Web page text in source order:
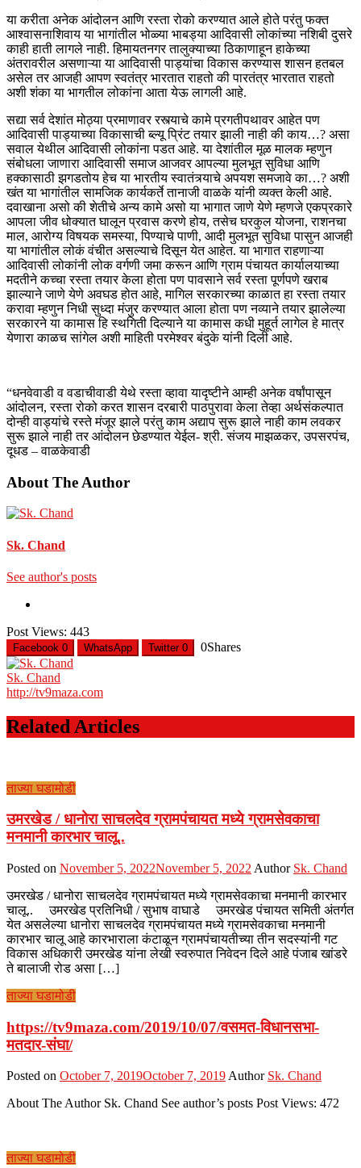
या करीता अनेक आंदोलन आणि रस्ता रोको करण्यात आले होते परंतु फक्त
आश्वासनाशिवाय या भागांतील भोळ्या भाबड्या आदिवासी लोकांच्या नशिबी दुसरे
काही हाती लागले नाही. हिमायतनगर तालुक्याच्या ठिकाणाहून हाकेच्या
अंतरावरील असणाऱ्या या आदिवासी पाड्यांचा विकास करण्यास शासन हतबल
असेल तर आजही आपण स्वतंत्र भारतात राहतो की पारतंत्र भारतात राहतो
अशी शंका या भागतील लोकांना आता येऊ लागली आहे.
सद्या सर्व देशांत मोठ्या प्रमाणावर रस्त्याचे कामे प्रगतीपथावर आहेत पण
आदिवासी पाड्याच्या विकासाची ब्ल्यू प्रिंट तयार झाली नाही की काय…? असा
सवाल येथील आदिवासी लोकांना पडत आहे. या देशांतील मूळ मालक म्हणुन
संबोधला जाणारा आदिवासी समाज आजवर आपल्या मुलभूत सुविधा आणि
हक्कासाठी झगडतोय हेच या भारतीय स्वातंत्र्याचे अपयश समजावे का…? अशी
खंत या भागांतील सामजिक कार्यकर्ते तानाजी वाळके यांनी व्यक्त केली आहे.
दवाखाना असो की शेतीचे अन्य कामे असो या भागात जाणे येणे म्हणजे एकप्रकारे
आपला जीव धोक्यात घालून प्रवास करणे होय, तसेच घरकुल योजना, राशनचा
माल, आरोग्य विषयक समस्या, पिण्याचे पाणी, आदी मुलभूत सुविधा पासुन आजही
या भागांतील लोकं वंचीत असल्याचे दिसून येत आहेत. या भागात राहणाऱ्या
आदिवासी लोकांनी लोक वर्गणी जमा करून आणि ग्राम पंचायत कार्यालयाच्या
मदतीने कच्चा रस्ता तयार केला होता पण पावसाने सर्व रस्ता पूर्णपणे खराब
झाल्याने जाणे येणे अवघड होत आहे, मागिल सरकारच्या काळात हा रस्ता तयार
करावा म्हणुन निधी सुध्दा मंजुर करण्यात आला होता पण नव्याने तयार झालेल्या
सरकारने या कामास हि स्थगिती दिल्याने या कामास कधी मुहूर्त लागेल हे मात्र
येणारा काळच सांगेल अशी माहिती परमेश्वर बंदुके यांनी दिली आहे.
“धनवेवाडी व वडाचीवाडी येथे रस्ता व्हावा यादृष्टीने आम्ही अनेक वर्षांपासून
आंदोलन, रस्ता रोको करत शासन दरबारी पाठपुरावा केला तेव्हा अर्थसंकल्पात
दोन्ही वाड्यांचे रस्ते मंजूर झाले परंतु काम अद्याप सुरू झाले नाही काम लवकर
सुरू झाले नाही तर आंदोलन छेडण्यात येईल- श्री. संजय माझळकर, उपसरपंच,
दूधड – वाळकेवाडी
About The Author
Sk. Chand
See author's posts
Post Views: 443
Facebook 0 WhatsApp Twitter 0 0Shares
Sk. Chand
http://tv9maza.com
Related Articles
ताज्या घडामोडी
उमरखेड / धानोरा साचलदेव ग्रामपंचायत मध्ये ग्रामसेवकाचा
मनमानी कारभार चालू..
Posted on November 5, 2022November 5, 2022 Author Sk. Chand
उमरखेड / धानोरा साचलदेव ग्रामपंचायत मध्ये ग्रामसेवकाचा मनमानी कारभार
चालू.. उमरखेड प्रतिनिधी / सुभाष वाघाडे उमरखेड पंचायत समिती अंतर्गत
येत असलेल्या धानोरा साचलदेव ग्रामपंचायत मध्ये ग्रामसेवकाचा मनमानी
कारभार चालू आहे कारभाराला कंटाळून ग्रामपंचायतीच्या तीन सदस्यांनी गट
विकास अधिकारी उमरखेड यांना लेखी स्वरुपात निवेदन दिले आहे पंजाब खांडरे
ते बालाजी रोड असा […]
ताज्या घडामोडी
https://tv9maza.com/2019/10/07/वसमत-विधानसभा-
मतदार-संघा/
Posted on October 7, 2019October 7, 2019Author Sk. Chand
About The Author Sk. Chand See author’s posts Post Views: 472
ताज्या घडामोडी